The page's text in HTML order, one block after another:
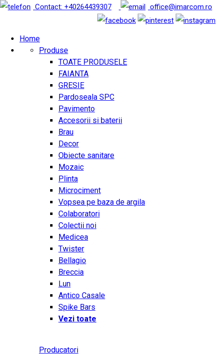
Contact: +40264439307 office@imarcom.ro
Home
Produse
TOATE PRODUSELE
FAIANTA
GRESIE
Pardoseala SPC
Pavimento
Accesorii si baterii
Brau
Decor
Obiecte sanitare
Mozaic
Plinta
Microciment
Vopsea pe baza de argila
Colaboratori
Colectii noi
Medicea
Twister
Bellagio
Breccia
Lun
Antico Casale
Spike Bars
Vezi toate
Producatori